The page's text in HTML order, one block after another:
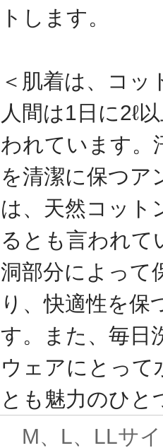
トします。
＜肌着は、コッ
人間は1日に2ℓ
われています。
を清潔に保つア
は、天然コット
るとも言われて
洞部分によって
り、快適性を保
す。また、毎日
ウェアにとって
とも魅力のひと
M、L、LLサ